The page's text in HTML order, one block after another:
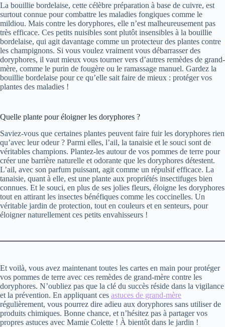
La bouillie bordelaise, cette célèbre préparation à base de cuivre, est
surtout connue pour combattre les maladies fongiques comme le
mildiou. Mais contre les doryphores, elle n’est malheureusement pas
très efficace. Ces petits nuisibles sont plutôt insensibles à la bouillie
bordelaise, qui agit davantage comme un protecteur des plantes contre
les champignons. Si vous voulez vraiment vous débarrasser des
doryphores, il vaut mieux vous tourner vers d’autres remèdes de grand-
mère, comme le purin de fougère ou le ramassage manuel. Gardez la
bouillie bordelaise pour ce qu’elle sait faire de mieux : protéger vos
plantes des maladies !
Quelle plante pour éloigner les doryphores ?
Saviez-vous que certaines plantes peuvent faire fuir les doryphores rien
qu’avec leur odeur ? Parmi elles, l’ail, la tanaisie et le souci sont de
véritables champions. Plantez-les autour de vos pommes de terre pour
créer une barrière naturelle et odorante que les doryphores détestent.
L’ail, avec son parfum puissant, agit comme un répulsif efficace. La
tanaisie, quant à elle, est une plante aux propriétés insectifuges bien
connues. Et le souci, en plus de ses jolies fleurs, éloigne les doryphores
tout en attirant les insectes bénéfiques comme les coccinelles. Un
véritable jardin de protection, tout en couleurs et en senteurs, pour
éloigner naturellement ces petits envahisseurs !
Et voilà, vous avez maintenant toutes les cartes en main pour protéger
vos pommes de terre avec ces remèdes de grand-mère contre les
doryphores. N’oubliez pas que la clé du succès réside dans la vigilance
et la prévention. En appliquant ces astuces de grand-mère
régulièrement, vous pourrez dire adieu aux doryphores sans utiliser de
produits chimiques. Bonne chance, et n’hésitez pas à partager vos
propres astuces avec Mamie Colette ! À bientôt dans le jardin !